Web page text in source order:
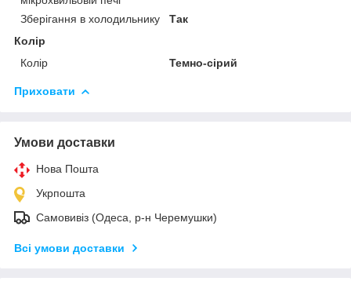
Зберігання в холодильнику
Так
Колір
Колір
Темно-сірий
Приховати
Умови доставки
Нова Пошта
Укрпошта
Самовивіз (Одеса, р-н Черемушки)
Всі умови доставки